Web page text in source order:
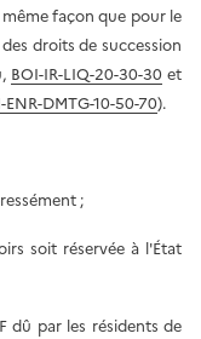
façon que pour le
droits de succession
BOI-IR-LIQ-20-30-30et
ENR-DMTG-10-50-70).
;
soit réservée à l'État
dû par les résidents de